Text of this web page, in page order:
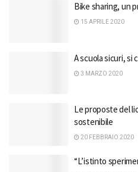
Bike sharing, un
15 APRILE 2020
A scuola sicuri, si
3 MARZO 2020
Le proposte del
sostenibile
20 FEBBRAIO 2020
“L’istinto